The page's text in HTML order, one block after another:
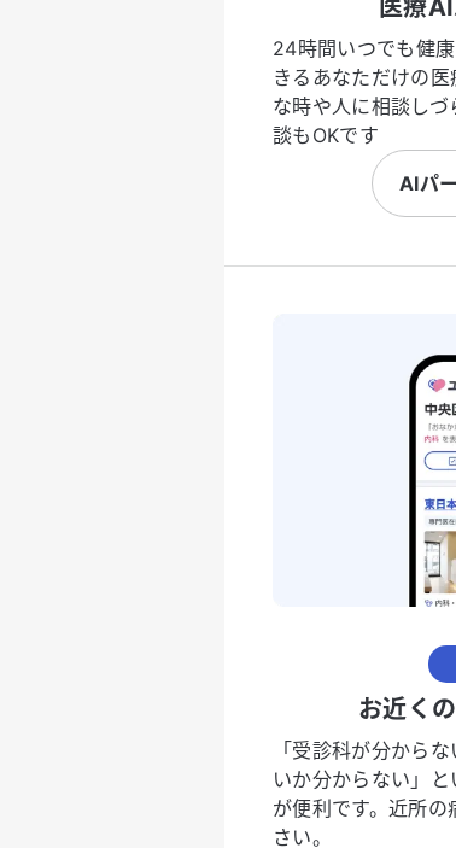
医療
24時間いつでも健
きるあなただけの
な時や人に相談し
談もOKです
AIパ
お近く
「受診科が分から
いか分からない」
が便利です。近所
さい。